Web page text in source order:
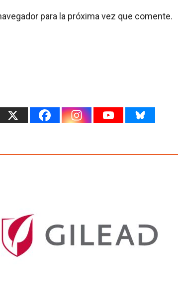
para la próxima vez que comente.